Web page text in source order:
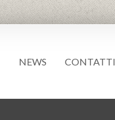
NEWS CONTATTI